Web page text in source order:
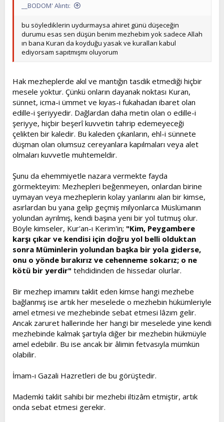
__BODOM' Alıntı:
bu söylediklerin uydurmaysa ahiret günü düşeceğin
durumu esas sen düşün benim mezhebim yok sadece Allah
ın bana Kuran da koyduğu yasak ve kuralları kabul
ediyorsam sapıtmışmı oluyorum
Hak mezheplerde akıl ve mantığın tasdik etmediği hiçbir
mesele yoktur. Çünkü onların dayanak noktası Kuran,
sünnet, icma-i ümmet ve kıyas-ı fukahadan ibaret olan
edille-i şeriyyedir. Dağlardan daha metin olan o edille-i
şeriyye, hiçbir beşerî kuvvetin tahrip edemeyeceği
çelikten bir kaledir. Bu kaleden çıkanların, ehl-i sünnete
düşman olan olumsuz cereyanlara kapılmaları veya alet
olmaları kuvvetle muhtemeldir.
Şunu da ehemmiyetle nazara vermekte fayda
görmekteyim: Mezhepleri beğenmeyen, onlardan birine
uymayan veya mezheplerin kolay yanlarını alan bir kimse,
asırlardan bu yana gelip geçmiş milyonlarca Müslümanın
yolundan ayrılmış, kendi başına yeni bir yol tutmuş olur.
Böyle kimseler, Kur'an-ı Kerim'in; "Kim, Peygambere
karşı çıkar ve kendisi için doğru yol belli olduktan
sonra Müminlerin yolundan başka bir yola giderse,
onu o yönde bırakırız ve cehenneme sokarız; o ne
kötü bir yerdir" tehdidinden de hissedar olurlar.
Bir mezhep imamını taklit eden kimse hangi mezhebe
bağlanmış ise artık her meselede o mezhebin hükümleriyle
amel etmesi ve mezhebinde sebat etmesi lâzım gelir.
Ancak zaruret hallerinde her hangi bir meselede yine kendi
mezhebinde kalmak şartıyla diğer bir mezhebin hükmüyle
amel edebilir. Bu ise ancak bir âlimin fetvasıyla mümkün
olabilir.
İmam-ı Gazali Hazretleri de bu görüştedir.
Mademki taklit sahibi bir mezhebi iltizâm etmiştir, artık
onda sebat etmesi gerekir.